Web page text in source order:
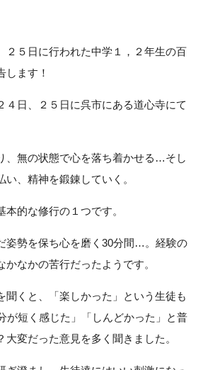
２５日に行われた中学１，２年生の百
します！
４日、２５日に呉市にある道心寺にて
、無の状態で心を落ち着かせる…そし
、精神を鍛錬していく。
的な修行の１つです。
姿勢を保ち心を磨く30分間…。経験の
なかの苦行だったようです。
聞くと、「楽しかった」という生徒も
が短く感じた」「しんどかった」と普
変だった意見を多く聞きました。